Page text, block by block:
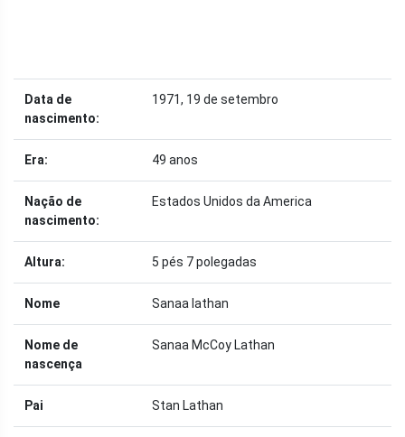
Data de
nascimento:
1971, 19 de setembro
Era: 49 anos
Nação de
nascimento:
Estados Unidos da America
Altura: 5 pés 7 polegadas
Nome Sanaa lathan
Nome de
nascença
Sanaa McCoy Lathan
Pai Stan Lathan